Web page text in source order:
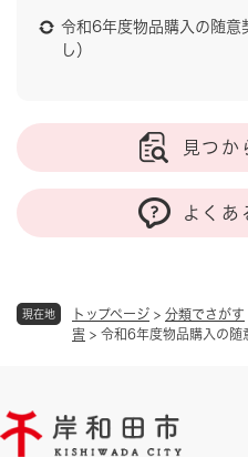
現在地 トップページ > 分類でさがす
害 > 令和6年度物品購入の随
令和6年度物品購入の随意
し）
見つか
よくあ